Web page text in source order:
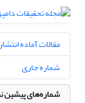
مقالات آماده
شماره جاری
شماره‌های پیشین